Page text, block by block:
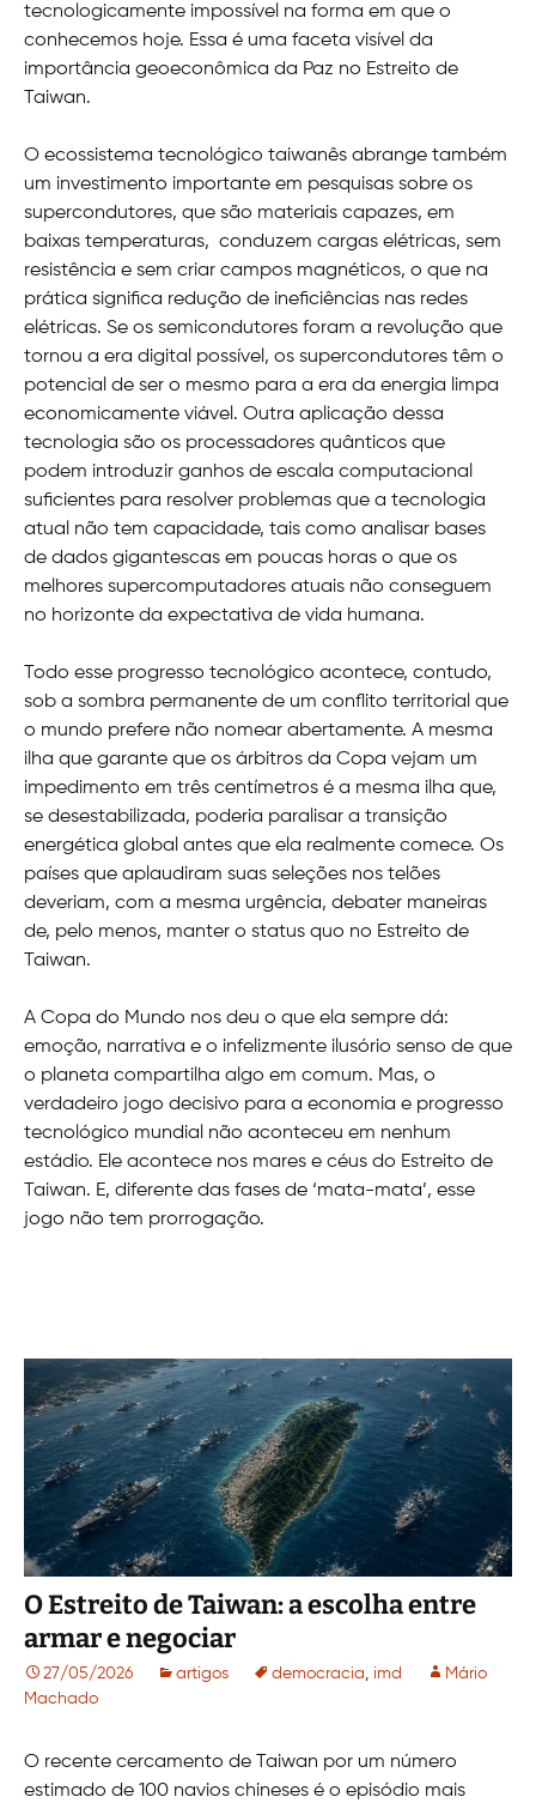
tecnologicamente impossível na forma em que o
conhecemos hoje. Essa é uma faceta visível da
importância geoeconômica da Paz no Estreito de
Taiwan.
O ecossistema tecnológico taiwanês abrange também
um investimento importante em pesquisas sobre os
supercondutores, que são materiais capazes, em
baixas temperaturas, conduzem cargas elétricas, sem
resistência e sem criar campos magnéticos, o que na
prática significa redução de ineficiências nas redes
elétricas. Se os semicondutores foram a revolução que
tornou a era digital possível, os supercondutores têm o
potencial de ser o mesmo para a era da energia limpa
economicamente viável. Outra aplicação dessa
tecnologia são os processadores quânticos que
podem introduzir ganhos de escala computacional
suficientes para resolver problemas que a tecnologia
atual não tem capacidade, tais como analisar bases
de dados gigantescas em poucas horas o que os
melhores supercomputadores atuais não conseguem
no horizonte da expectativa de vida humana.
Todo esse progresso tecnológico acontece, contudo,
sob a sombra permanente de um conflito territorial que
o mundo prefere não nomear abertamente. A mesma
ilha que garante que os árbitros da Copa vejam um
impedimento em três centímetros é a mesma ilha que,
se desestabilizada, poderia paralisar a transição
energética global antes que ela realmente comece. Os
países que aplaudiram suas seleções nos telões
deveriam, com a mesma urgência, debater maneiras
de, pelo menos, manter o status quo no Estreito de
Taiwan.
A Copa do Mundo nos deu o que ela sempre dá:
emoção, narrativa e o infelizmente ilusório senso de que
o planeta compartilha algo em comum. Mas, o
verdadeiro jogo decisivo para a economia e progresso
tecnológico mundial não aconteceu em nenhum
estádio. Ele acontece nos mares e céus do Estreito de
Taiwan. E, diferente das fases de ‘mata-mata’, esse
jogo não tem prorrogação.
O Estreito de Taiwan: a escolha entre
armar e negociar
27/05/2026 artigos democracia, imd
Mário
Machado
O recente cercamento de Taiwan por um número
estimado de 100 navios chineses é o episódio mais